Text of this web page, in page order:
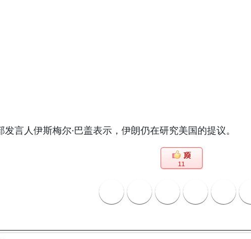
言人伊斯梅尔·巴盖表示，伊朗仍在研究美国的提议。
11